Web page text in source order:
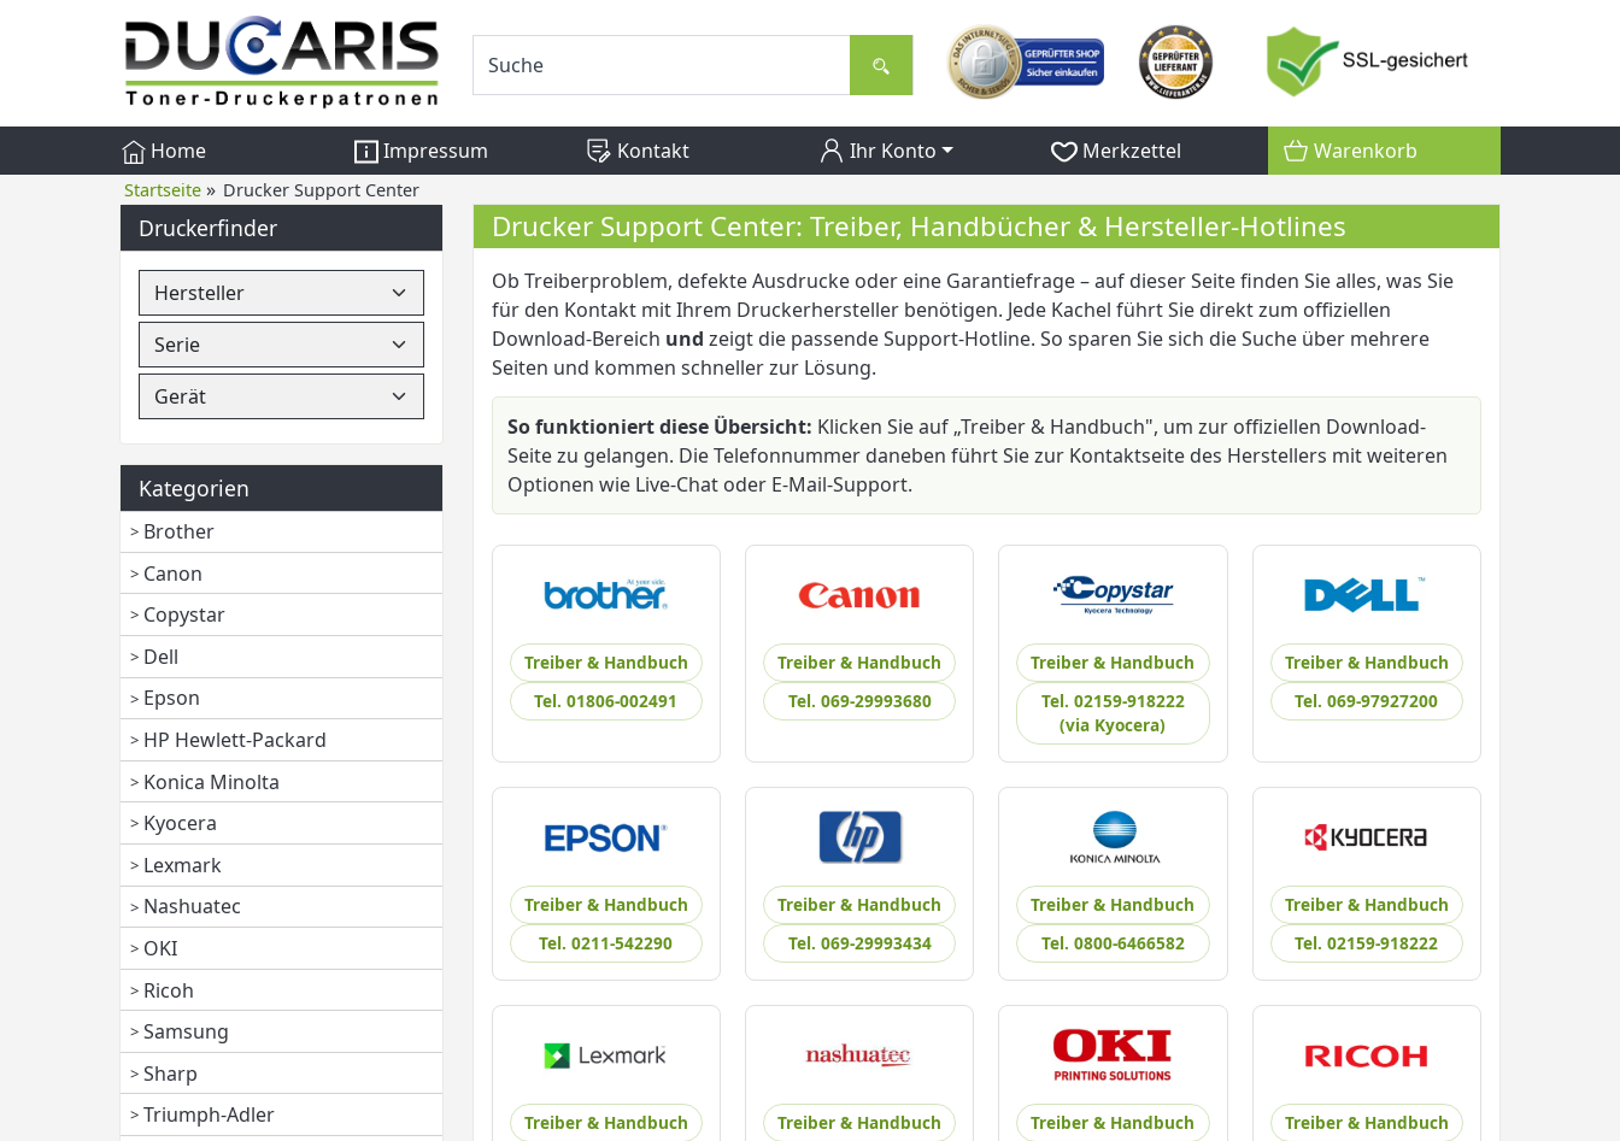
Home Impressum Kontakt Ihr Konto Merkzettel Warenkorb
Startseite » Drucker Support Center
Druckerfinder
Kategorien
Brother
Canon
Copystar
Dell
Epson
HP Hewlett-Packard
Konica Minolta
Kyocera
Lexmark
Nashuatec
OKI
Ricoh
Samsung
Sharp
Triumph-Adler
Drucker Support Center: Treiber, Handbücher & Hersteller-Hotlines
Ob Treiberproblem, defekte Ausdrucke oder eine Garantiefrage – auf dieser Seite finden Sie alles, was Sie
für den Kontakt mit Ihrem Druckerhersteller benötigen. Jede Kachel führt Sie direkt zum offiziellen
Download-Bereich und zeigt die passende Support-Hotline. So sparen Sie sich die Suche über mehrere
Seiten und kommen schneller zur Lösung.
So funktioniert diese Übersicht: Klicken Sie auf „Treiber & Handbuch", um zur offiziellen Download-
Seite zu gelangen. Die Telefonnummer daneben führt Sie zur Kontaktseite des Herstellers mit weiteren
Optionen wie Live-Chat oder E-Mail-Support.
Treiber & Handbuch
Tel. 01806-002491
Treiber & Handbuch
Tel. 069-29993680
Treiber & Handbuch
Tel. 02159-918222
(via Kyocera)
Treiber & Handbuch
Tel. 069-97927200
Treiber & Handbuch
Tel. 0211-542290
Treiber & Handbuch
Tel. 069-29993434
Treiber & Handbuch
Tel. 0800-6466582
Treiber & Handbuch
Tel. 02159-918222
Treiber & Handbuch
Treiber & Handbuch
Treiber & Handbuch
Treiber & Handbuch